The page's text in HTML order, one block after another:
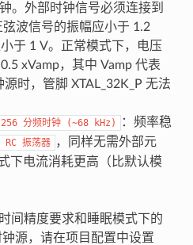
。外部时钟信号必须连接到
弦波信号的振幅应小于 1.2
于 1 V。正常模式下，电压
xVamp，其中 Vamp 代表
时，管脚 XTAL_32K_P 无法
256 分频时钟 (~68 kHz)
：频率稳
RC 振荡器 ，同样无需外部元
下电流消耗更高（比默认模
间精度要求和睡眠模式下的
源，请在项目配置中设置